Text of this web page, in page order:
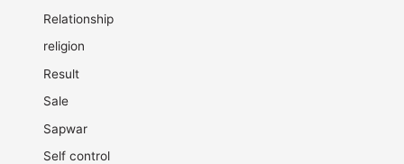
Relationship
religion
Result
Sale
Sapwar
Self control